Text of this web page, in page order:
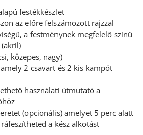
festékkészlet
az előre felszámozott rajzzal
a festménynek megfelelő színű
közepes, nagy)
2 csavart és 2 kis kampót
használati útmutató a
(opcionális) amelyet 5 perc alatt
a kész alkotást